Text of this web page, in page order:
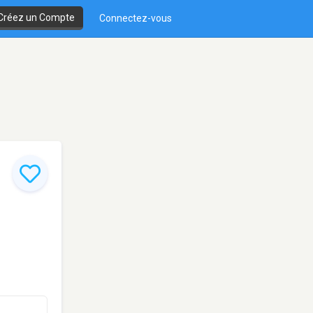
un Compte Connectez-vous